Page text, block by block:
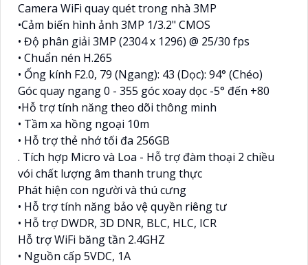
Camera WiFi quay quét trong nhà 3MP
•Cảm biến hình ảnh 3MP 1/3.2" CMOS
• Độ phân giải 3MP (2304 x 1296) @ 25/30 fps
• Chuẩn nén H.265
• Ống kính F2.0, 79 (Ngang): 43 (Dọc): 94° (Chéo)
Góc quay ngang 0 - 355 góc xoay dọc -5° đến +80
•Hỗ trợ tính năng theo dõi thông minh
• Tầm xa hồng ngoại 10m
• Hỗ trợ thẻ nhớ tối đa 256GB
. Tích hợp Micro và Loa - Hỗ trợ đàm thoại 2 chiều
vói chất lượng âm thanh trung thực
Phát hiện con người và thú cưng
• Hỗ trợ tính năng bảo vệ quyền riêng tư
• Hỗ trợ DWDR, 3D DNR, BLC, HLC, ICR
Hỗ trợ WiFi băng tần 2.4GHZ
• Nguồn cấp 5VDC, 1A